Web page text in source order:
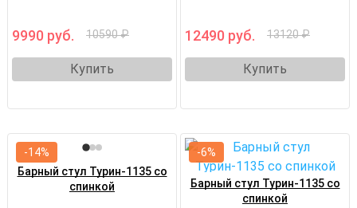
9990 руб. 10590 ₽
Купить
12490 руб. 13120 ₽
Купить
Барный стул Турин-1135 со
спинкой
-14%
Барный стул Турин-1135 со
спинкой
-6%